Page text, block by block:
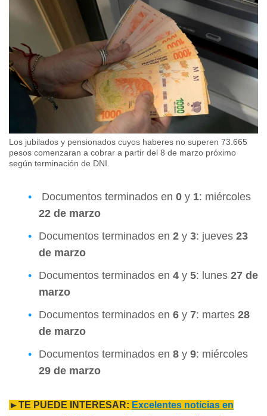
Los jubilados y pensionados cuyos haberes no superen 73.665
pesos comenzaran a cobrar a partir del 8 de marzo próximo
según terminación de DNI.
Documentos terminados en 0 y 1: miércoles
22 de marzo
Documentos terminados en 2 y 3: jueves 23
de marzo
Documentos terminados en 4 y 5: lunes 27 de
marzo
Documentos terminados en 6 y 7: martes 28
de marzo
Documentos terminados en 8 y 9: miércoles
29 de marzo
►TE PUEDE INTERESAR: Excelentes noticias en